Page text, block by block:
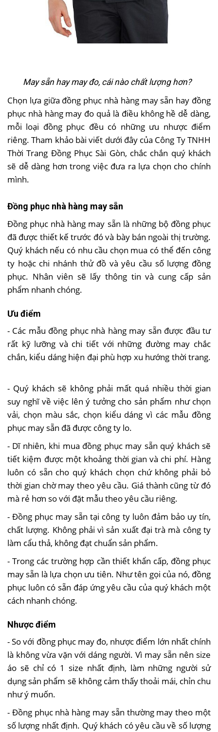
May sẵn hay may đo, cái nào chất lượng hơn?
Chọn lựa giữa đồng phục nhà hàng may sẵn hay đồng
phục nhà hàng may đo quả là điều không hề dễ dàng,
mỗi loại đồng phục đều có những ưu nhược điểm
riêng. Tham khảo bài viết dưới đây của Công Ty TNHH
Thời Trang Đồng Phục Sài Gòn, chắc chắn quý khách
sẽ dễ dàng hơn trong việc đưa ra lựa chọn cho chính
mình.
Đồng phục nhà hàng may sẵn
Đồng phục nhà hàng may sẵn là những bộ đồng phục
đã được thiết kế trước đó và bày bán ngoài thị trường.
Quý khách nếu có nhu cầu chọn mua có thể đến công
ty hoặc chi nhánh thử đồ và yêu cầu số lượng đồng
phục. Nhân viên sẽ lấy thông tin và cung cấp sản
phẩm nhanh chóng.
Ưu điểm
- Các mẫu đồng phục nhà hàng may sẵn được đầu tư
rất kỹ lưỡng và chi tiết với những đường may chắc
chắn, kiểu dáng hiện đại phù hợp xu hướng thời trang.
- Quý khách sẽ không phải mất quá nhiều thời gian
suy nghĩ về việc lên ý tưởng cho sản phẩm như chọn
vải, chọn màu sắc, chọn kiểu dáng vì các mẫu đồng
phục may sẵn đã được công ty lo.
- Dĩ nhiên, khi mua đồng phục may sẵn quý khách sẽ
tiết kiệm được một khoảng thời gian và chi phí. Hàng
luôn có sẵn cho quý khách chọn chứ không phải bỏ
thời gian chờ may theo yêu cầu. Giá thành cũng từ đó
mà rẻ hơn so với đặt mẫu theo yêu cầu riêng.
- Đồng phục may sẵn tại công ty luôn đảm bảo uy tín,
chất lượng. Không phải vì sản xuất đại trà mà công ty
làm cẩu thả, không đạt chuẩn sản phẩm.
- Trong các trường hợp cần thiết khẩn cấp, đồng phục
may sẵn là lựa chọn ưu tiên. Như tên gọi của nó, đồng
phục luôn có sẵn đáp ứng yêu cầu của quý khách một
cách nhanh chóng.
Nhược điểm
- So với đồng phục may đo, nhược điểm lớn nhất chính
là không vừa vặn với dáng người. Vì may sẵn nên size
áo sẽ chỉ có 1 size nhất định, làm những người sử
dụng sản phẩm sẽ không cảm thấy thoải mái, chỉn chu
như ý muốn.
- Đồng phục nhà hàng may sẵn thường may theo một
số lượng nhất định. Quý khách có yêu cầu về số lượng